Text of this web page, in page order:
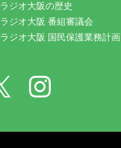
ラジオ大阪の歴史
ラジオ大阪 番組審議会
ラジオ大阪 国民保護業務計画